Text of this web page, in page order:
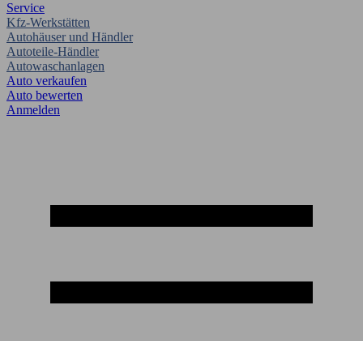
Service
Kfz-Werkstätten
Autohäuser und Händler
Autoteile-Händler
Autowaschanlagen
Auto verkaufen
Auto bewerten
Anmelden